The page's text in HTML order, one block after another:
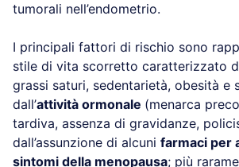
tumorali nell’endometrio.
I principali fattori di rischio sono
stile di vita scorretto caratterizzato
grassi saturi, sedentarietà, obesità e
dall’attività ormonale (menarca
tardiva, assenza di gravidanze,
dall’assunzione di alcuni farmaci per
sintomi della menopausa; più